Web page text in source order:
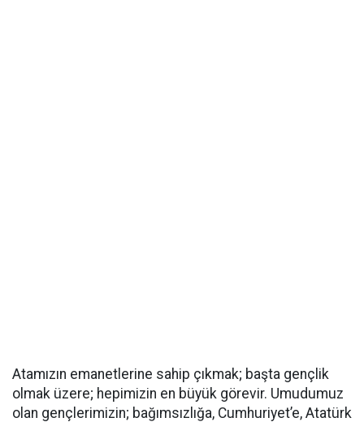
Atamızın emanetlerine sahip çıkmak; başta gençlik
olmak üzere; hepimizin en büyük görevir. Umudumuz
olan gençlerimizin; bağımsızlığa, Cumhuriyet’e, Atatürk